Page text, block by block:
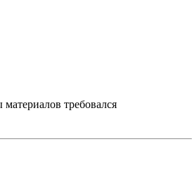
требовался